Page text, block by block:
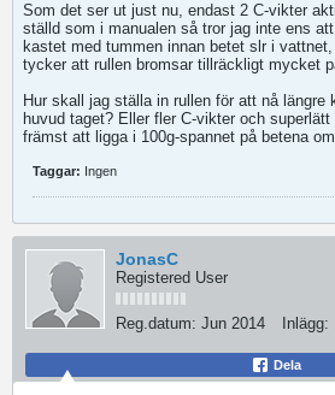
Som det ser ut just nu, endast 2 C-vikter
ställd som i manualen så tror jag inte ens
kastet med tummen innan betet slr i
tycker att rullen bromsar tillräckligt mycket
Hur skall jag ställa in rullen för att nå längre
huvud taget? Eller fler C-vikter och
främst att ligga i 100g-spannet på betena
Taggar: Ingen
JonasC
Registered User
Reg.datum: Jun 2014 Inlägg:
Dela